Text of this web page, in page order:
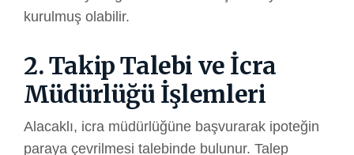
kurulmuş olabilir.
2. Takip Talebi ve İcra
Müdürlüğü İşlemleri
Alacaklı, icra müdürlüğüne başvurarak ipoteğin
paraya çevrilmesi talebinde bulunur. Talep